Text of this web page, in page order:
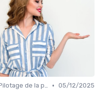
Pilotage de la performance globale • 05/12/2025